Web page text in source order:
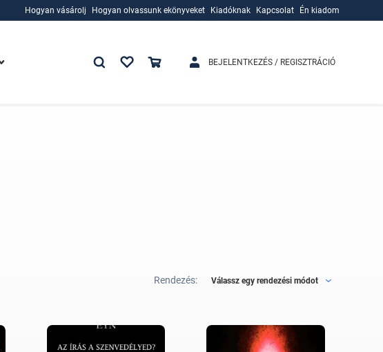
Hogyan vásárolj
Hogyan olvassunk ekönyveket
Kiadóknak
Kapcsolat Én kiadom
BEJELENTKEZÉS / REGISZTRÁCIÓ
Rendezés: Válassz egy rendezési módot